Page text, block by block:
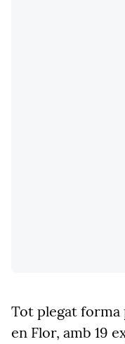
Tot plegat forma
en Flor, amb 19